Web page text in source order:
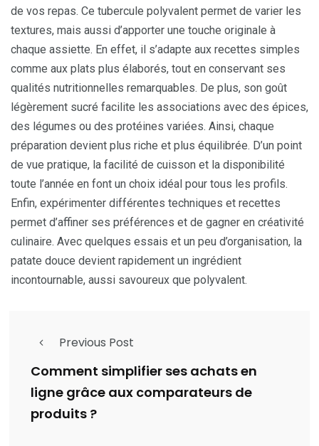
de vos repas. Ce tubercule polyvalent permet de varier les
textures, mais aussi d’apporter une touche originale à
chaque assiette. En effet, il s’adapte aux recettes simples
comme aux plats plus élaborés, tout en conservant ses
qualités nutritionnelles remarquables. De plus, son goût
légèrement sucré facilite les associations avec des épices,
des légumes ou des protéines variées. Ainsi, chaque
préparation devient plus riche et plus équilibrée. D’un point
de vue pratique, la facilité de cuisson et la disponibilité
toute l’année en font un choix idéal pour tous les profils.
Enfin, expérimenter différentes techniques et recettes
permet d’affiner ses préférences et de gagner en créativité
culinaire. Avec quelques essais et un peu d’organisation, la
patate douce devient rapidement un ingrédient
incontournable, aussi savoureux que polyvalent.
Previous Post
Comment simplifier ses achats en
ligne grâce aux comparateurs de
produits ?